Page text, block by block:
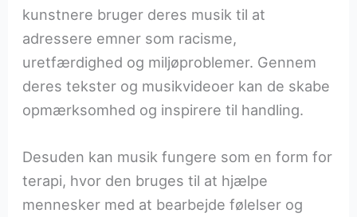
kunstnere bruger deres musik til at
adressere emner som racisme,
uretfærdighed og miljøproblemer. Gennem
deres tekster og musikvideoer kan de skabe
opmærksomhed og inspirere til handling.
Desuden kan musik fungere som en form for
terapi, hvor den bruges til at hjælpe
mennesker med at bearbejde følelser og